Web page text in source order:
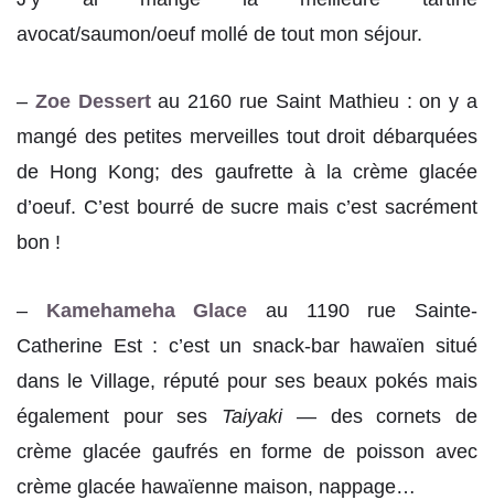
avocat/saumon/oeuf mollé de tout mon séjour.
– Zoe Dessertau 2160 rue Saint Mathieu : on y a
mangé des petites merveilles tout droit débarquées
de Hong Kong; des gaufrette à la crème glacée
d’oeuf. C’est bourré de sucre mais c’est sacrément
bon !
– Kamehameha Glace au 1190 rue Sainte-
Catherine Est : c’est un snack-bar hawaïen situé
dans le Village, réputé pour ses beaux pokés mais
également pour ses Taiyaki— des cornets de
crème glacée gaufrés en forme de poisson avec
crème glacée hawaïenne maison, nappage…